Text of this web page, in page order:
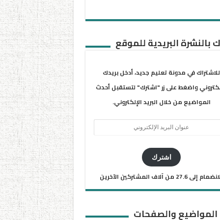
بالنشرة البريدية للموقع
للاشتراك في مدونة تعليم جديد، أدخل بريدك
واضغط على زر "اشترك" لتستقبل أحدث
المواضيع من خلال البريد الإلكتروني.
اشترك
إلى 27.6 من آلاف المشتركين الآخرين
المواضيع والصفحات